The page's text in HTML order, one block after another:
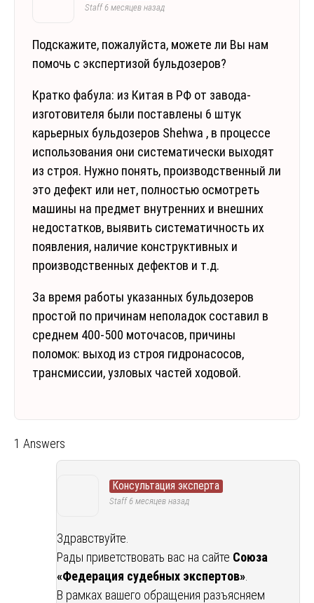
Staff6 месяцев назад
Подскажите, пожалуйста, можете ли Вы нам
помочь с экспертизой бульдозеров?
Кратко фабула: из Китая в РФ от завода-
изготовителя были поставлены 6 штук
карьерных бульдозеров Shehwa , в процессе
использования они систематически выходят
из строя. Нужно понять, производственный ли
это дефект или нет, полностью осмотреть
машины на предмет внутренних и внешних
недостатков, выявить систематичность их
появления, наличие конструктивных и
производственных дефектов и т.д.
За время работы указанных бульдозеров
простой по причинам неполадок составил в
среднем 400-500 моточасов, причины
поломок: выход из строя гидронасосов,
трансмиссии, узловых частей ходовой.
1 Answers
Консультация эксперта
Staff6 месяцев назад
Здравствуйте.
Рады приветствовать вас на сайте Союза
«Федерация судебных экспертов»
В рамках вашего обращения разъясняем